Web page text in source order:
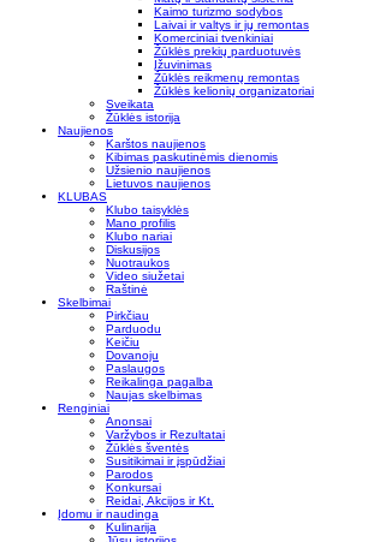
Kaimo turizmo sodybos
Laivai ir valtys ir jų remontas
Komerciniai tvenkiniai
Žūklės prekių parduotuvės
Įžuvinimas
Žūklės reikmenų remontas
Žūklės kelionių organizatoriai
Sveikata
Žūklės istorija
Naujienos
Karštos naujienos
Kibimas paskutinėmis dienomis
Užsienio naujienos
Lietuvos naujienos
KLUBAS
Klubo taisyklės
Mano profilis
Klubo nariai
Diskusijos
Nuotraukos
Video siužetai
Raštinė
Skelbimai
Pirkčiau
Parduodu
Keičiu
Dovanoju
Paslaugos
Reikalinga pagalba
Naujas skelbimas
Renginiai
Anonsai
Varžybos ir Rezultatai
Žūklės šventės
Susitikimai ir įspūdžiai
Parodos
Konkursai
Reidai, Akcijos ir Kt.
Įdomu ir naudinga
Kulinarija